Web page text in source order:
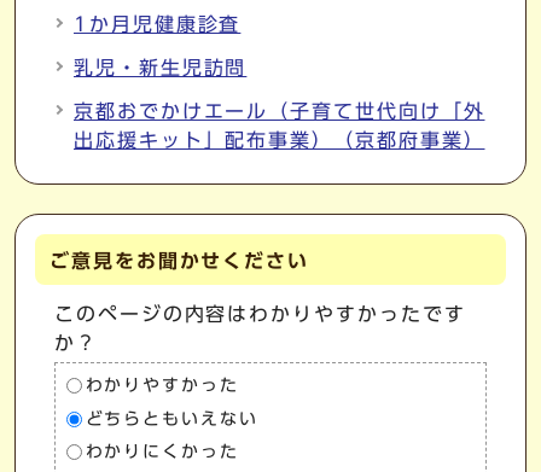
1か月児健康診査
乳児・新生児訪問
京都おでかけエール（子育て世代向け「外
出応援キット」配布事業）（京都府事業）
ご意見をお聞かせください
このページの内容はわかりやすかったです
か？
わかりやすかった
どちらともいえない
わかりにくかった